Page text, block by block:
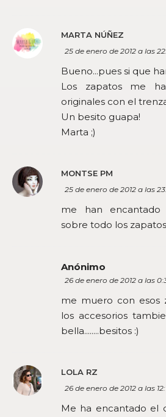
MARTA NÚÑEZ
25 de enero de 2012 a las
Bueno...pues si que
Los zapatos me
originales con el
Un besito guapa!
Marta ;)
MONTSE PM
25 de enero de 2012 a las
me han
sobre todo los
Anónimo
26 de enero de 2012 a las
me muero con esos
los accesorios
bella........besitos :)
LOLA RZ
26 de enero de 2012 a las
Me ha encantado el